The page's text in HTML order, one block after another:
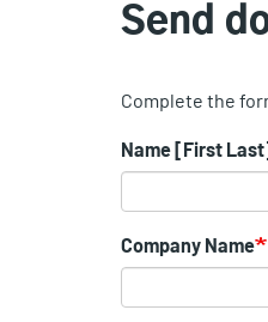
Send
Complete the
Name [First
Company Name